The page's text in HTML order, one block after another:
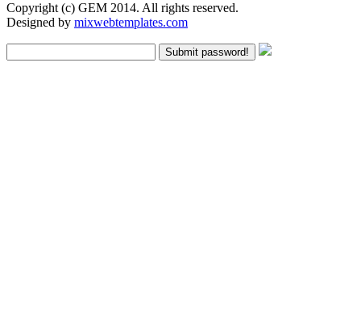
Copyright (c) GEM 2014. All rights reserved.
Designed by mixwebtemplates.com
Submit password!